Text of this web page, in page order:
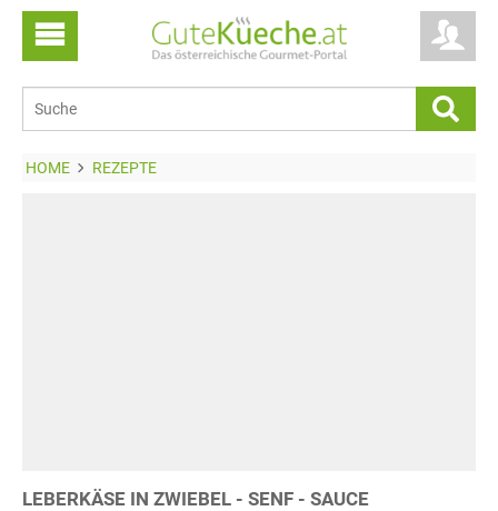
HOME REZEPTE
LEBERKÄSE IN ZWIEBEL - SENF - SAUCE